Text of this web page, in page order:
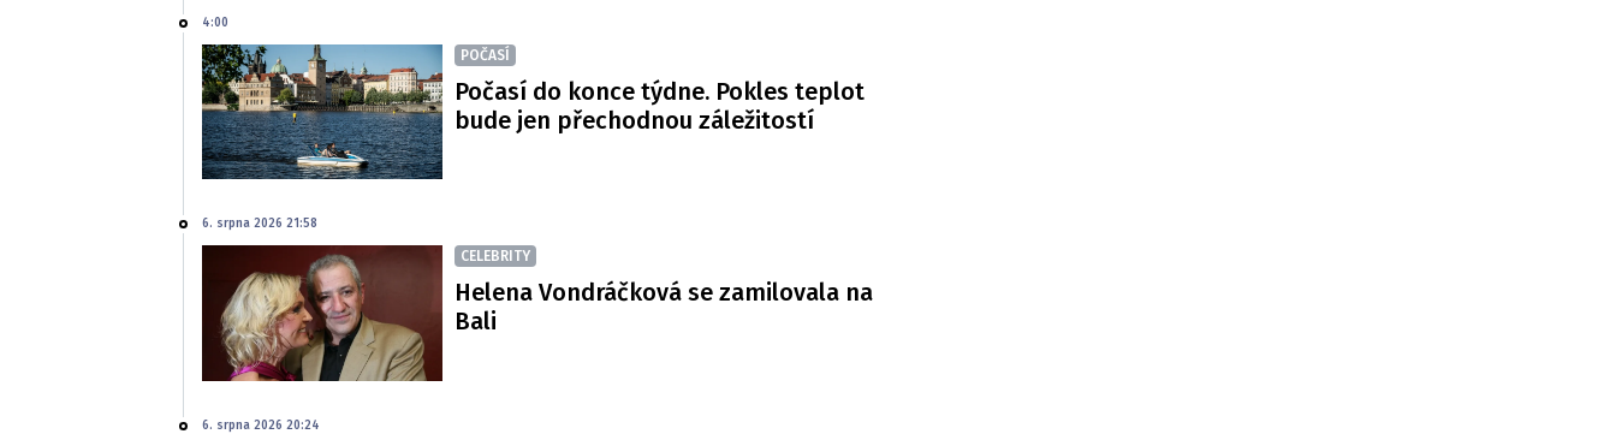
4:00
POČASÍ
Počasí do konce týdne. Pokles teplot
bude jen přechodnou záležitostí
6. srpna 2026 21:58
CELEBRITY
Helena Vondráčková se zamilovala na
Bali
6. srpna 2026 20:24